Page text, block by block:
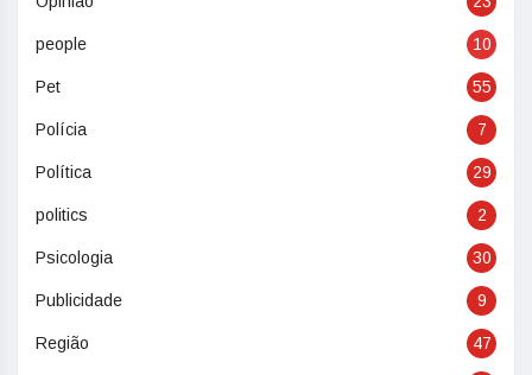
people 10
Pet 55
Polícia 7
Política 29
politics 2
Psicologia 30
Publicidade 9
Região 47